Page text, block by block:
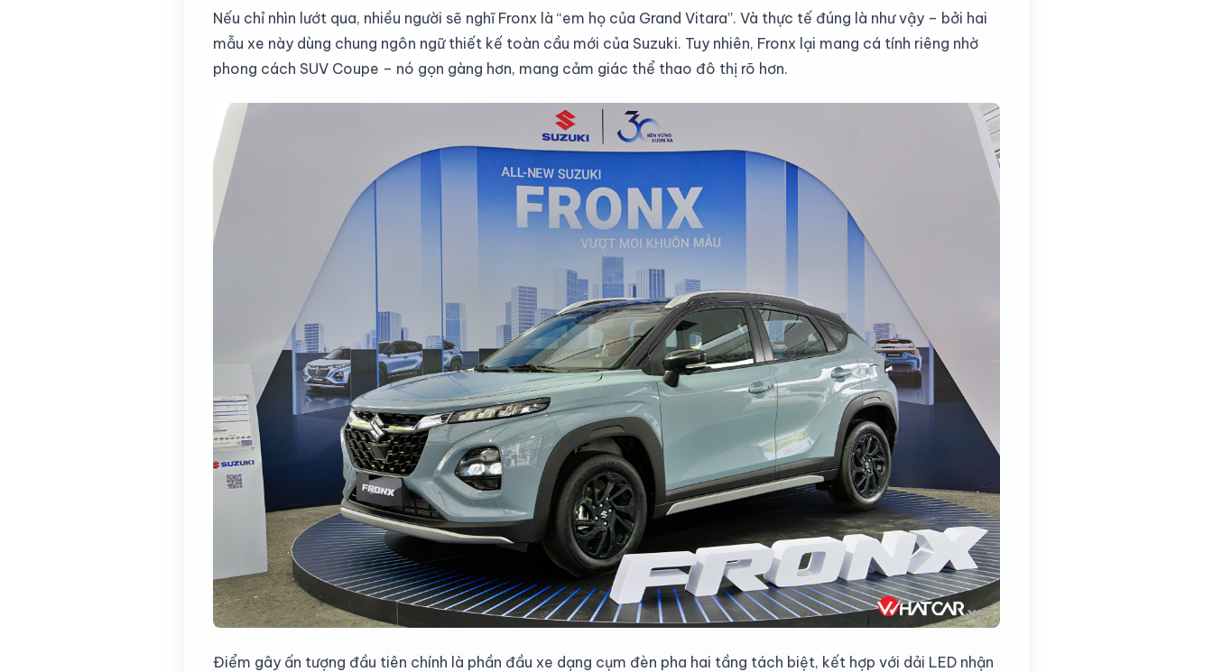
Nếu chỉ nhìn lướt qua, nhiều người sẽ nghĩ Fronx là “em họ của Grand Vitara”. Và thực tế đúng là như vậy – bởi hai
mẫu xe này dùng chung ngôn ngữ thiết kế toàn cầu mới của Suzuki. Tuy nhiên, Fronx lại mang cá tính riêng nhờ
phong cách SUV Coupe – nó gọn gàng hơn, mang cảm giác thể thao đô thị rõ hơn.
Điểm gây ấn tượng đầu tiên chính là phần đầu xe dạng cụm đèn pha hai tầng tách biệt, kết hợp với dải LED nhận